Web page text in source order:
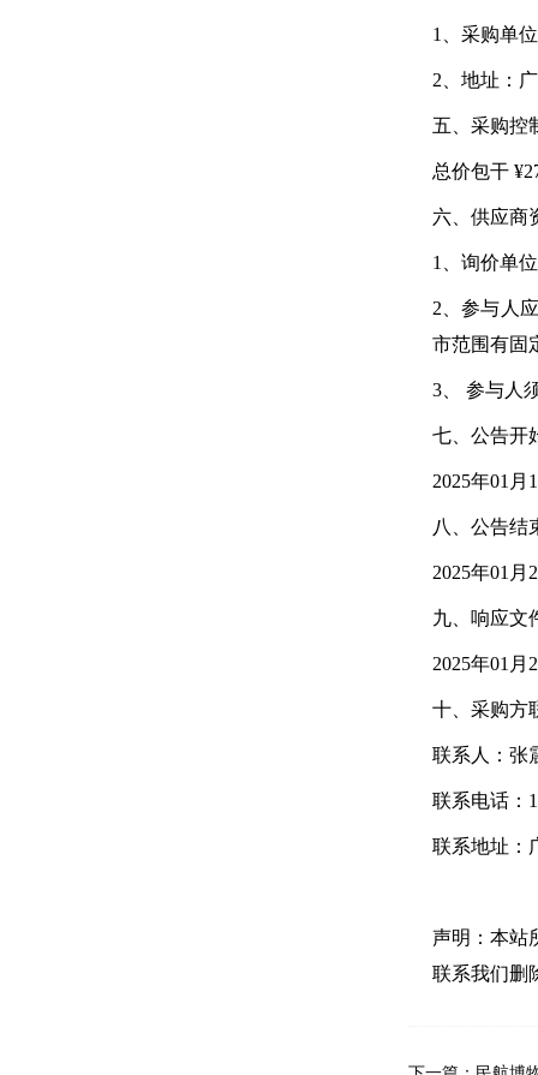
1、采购单
2、地址：
五、采购控
总价包干
六、供应商
1、询价单
2、参与人
市范围有固
3、 参与人
七、公告开
2025年01月
八、公告结
2025年01月
九、响应文
2025年01月
十、采购方
联系人：张
联系电话：
联系地址：
声明：本站
联系我们删